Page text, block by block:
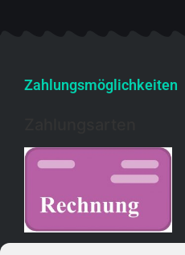
Zahlungsmöglichkeiten